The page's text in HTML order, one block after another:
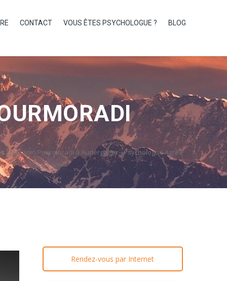
CONTACT VOUS ÊTES PSYCHOLOGUE ? BLOG
/ Nazanin Pourmoradi à Auderghem – Psychologue Agréé
Rendez-vous par Internet